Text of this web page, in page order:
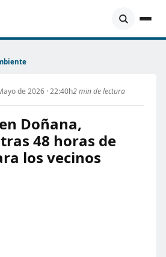
de 2026 · 22:40h2 min de lectura
Doñana,
48 horas de
los vecinos